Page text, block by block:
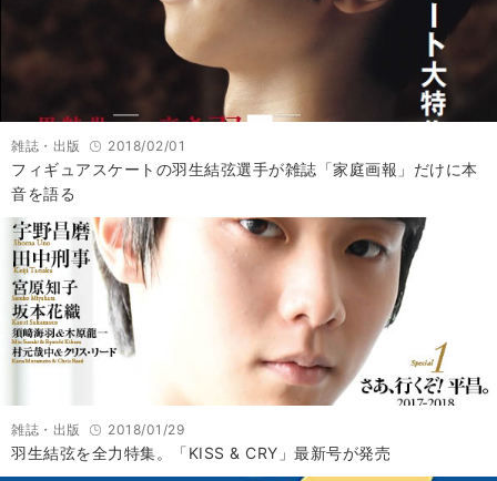
雑誌・出版 2018/02/01
フィギュアスケートの羽生結弦選手が雑誌「家庭画報」だけに本
音を語る
雑誌・出版 2018/01/29
羽生結弦を全力特集。「KISS & CRY」最新号が発売